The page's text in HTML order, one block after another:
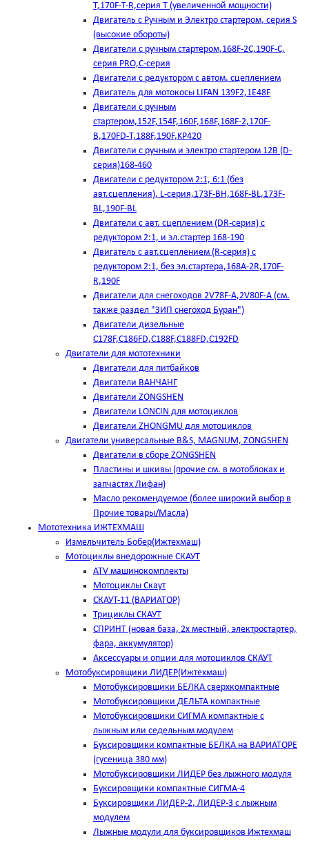
T,170F-T-R,серия Т (увеличенной мощности)
Двигатель с Ручным и Электро стартером, серия S
(высокие обороты)
Двигатели с ручным стартером,168F-2C,190F-C,
серия PRO,C-серия
Двигатели с редуктором с автом. сцеплением
Двигатель для мотокосы LIFAN 139F2,1E48F
Двигатели с ручным
стартером,152F,154F,160F,168F,168F-2,170F-
B,170FD-T,188F,190F,KP420
Двигатели с ручным и электро стартером 12В (D-
серия)168-460
Двигатели с редуктором 2:1, 6:1 (без
авт.сцепления), L-серия,173F-BH,168F-BL,173F-
BL,190F-BL
Двигатели с авт. сцеплением (DR-серия) с
редуктором 2:1, и эл.стартер 168-190
Двигатель с авт.сцеплением (R-серия) с
редуктором 2:1, без эл.стартера,168А-2R,170F-
R,190F
Двигатели для снегоходов 2V78F-A,2V80F-A (см.
также раздел "ЗИП снегоход Буран")
Двигатели дизельные
C178F,С186FD,C188F,C188FD,C192FD
Двигатели для мототехники
Двигатели для питбайков
Двигатели ВАНЧАНГ
Двигатели ZONGSHEN
Двигатели LONCIN для мотоциклов
Двигатели ZHONGMU для мотоциклов
Двигатели универсальные B&S, MAGNUM, ZONGSHEN
Двигатели в сборе ZONGSHEN
Пластины и шкивы (прочие см. в мотоблоках и
запчастях Лифан)
Масло рекомендуемое (более широкий выбор в
Прочие товары/Масла)
Мототехника ИЖТЕХМАШ
Измельчитель Бобер(Ижтехмаш)
Мотоциклы внедорожные СКАУТ
ATV машинокомплекты
Мотоциклы Скаут
СКАУТ-11 (ВАРИАТОР)
Трициклы СКАУТ
СПРИНТ (новая база, 2х местный, электростартер,
фара, аккумулятор)
Аксессуары и опции для мотоциклов СКАУТ
Мотобуксировщики ЛИДЕР(Ижтехмаш)
Мотобуксировщики БЕЛКА сверхкомпактные
Мотобуксировщики ДЕЛЬТА компактные
Мотобуксировщики СИГМА компактные с
лыжным или седельным модулем
Буксировщики компактные БЕЛКА на ВАРИАТОРЕ
(гусеница 380 мм)
Мотобуксировщики ЛИДЕР без лыжного модуля
Буксировщики компактные СИГМА-4
Буксировщики ЛИДЕР-2, ЛИДЕР-3 c лыжным
модулем
Лыжные модули для буксировщиков Ижтехмаш